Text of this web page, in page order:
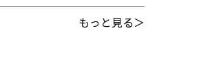
もっと見る＞